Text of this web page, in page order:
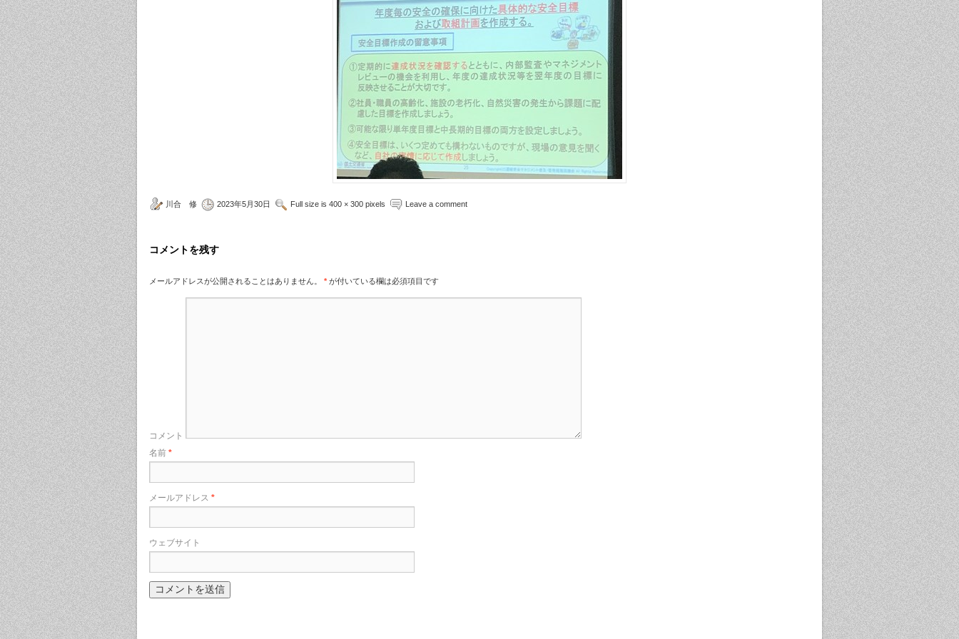
川合 修 2023年5月30日 Full size is 400 × 300 pixels Leave a comment
コメントを残す
メールアドレスが公開されることはありません。 * が付いている欄は必須項目です
コメント
名前 *
メールアドレス *
ウェブサイト